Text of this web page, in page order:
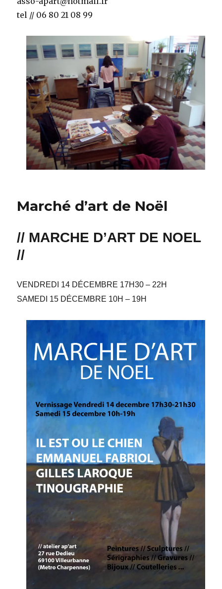
tel // 06 80 21 08 99
Marché d’art de Noël
// MARCHE D’ART DE NOEL
//
VENDREDI 14 DÉCEMBRE 17H30 – 22H
SAMEDI 15 DÉCEMBRE 10H – 19H